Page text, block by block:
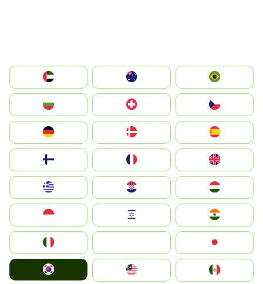
الإمارات العربية المتحدة
Switzerland
Deutschland
United Kingdom
Magyarország
South Korea